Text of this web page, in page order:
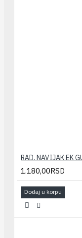
1.180,00RSD
Dodaj u korpu